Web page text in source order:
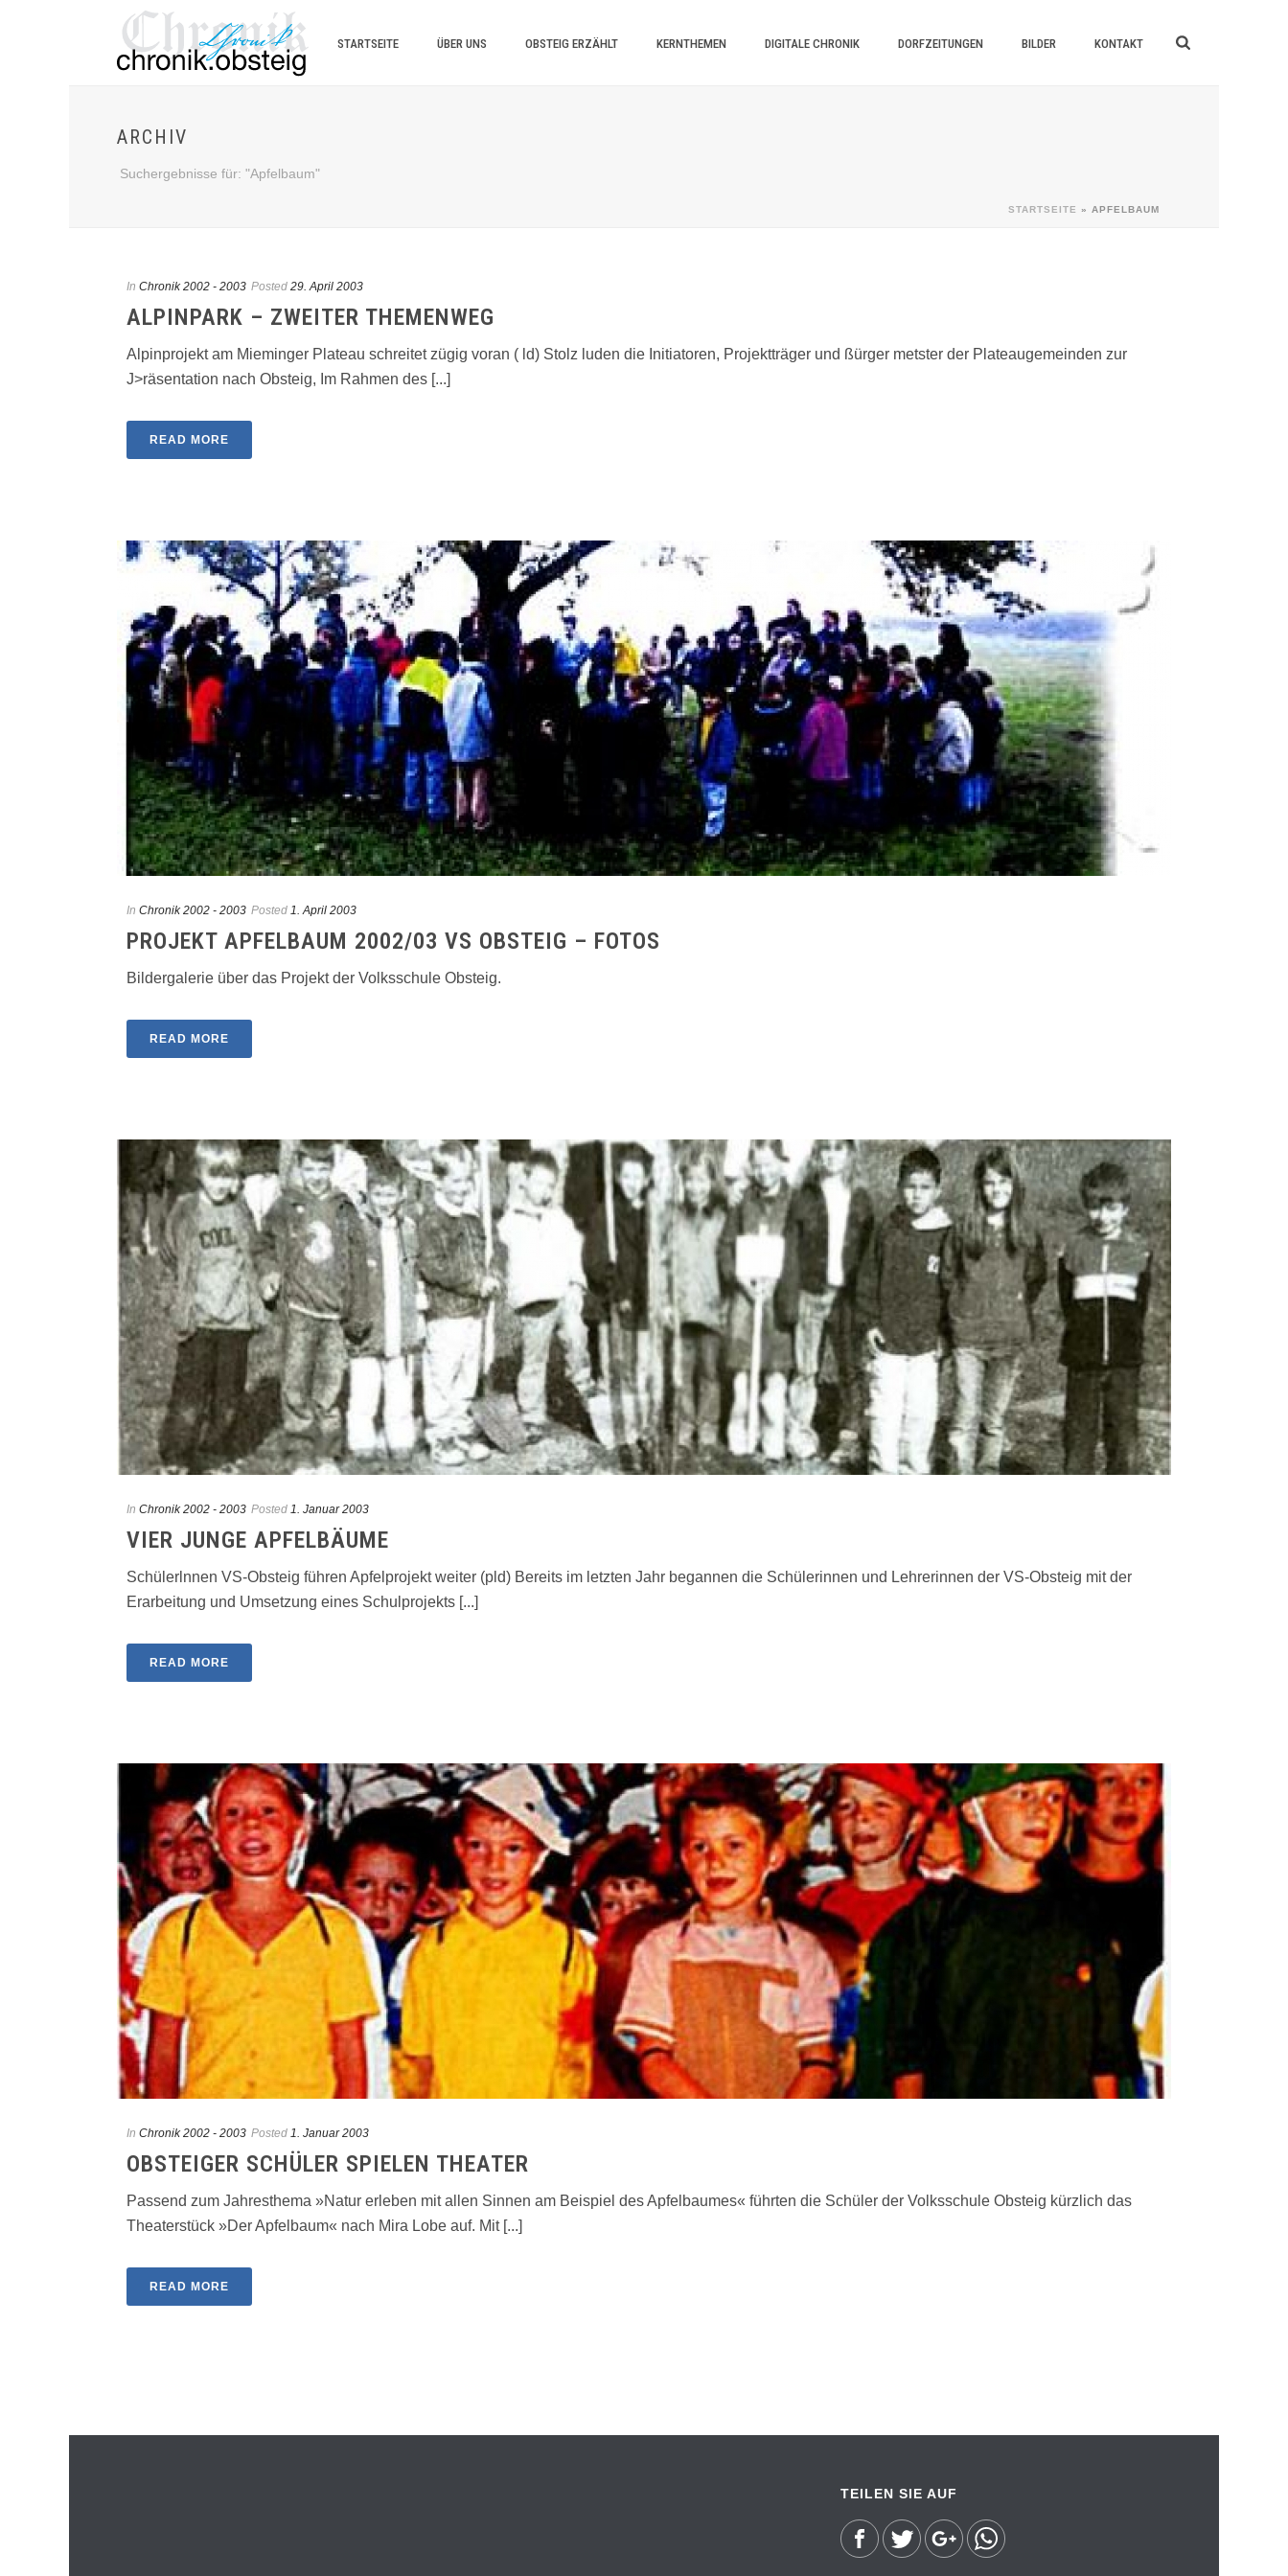
STARTSEITE ÜBER UNS OBSTEIG ERZÄHLT KERNTHEMEN DIGITALE CHRONIK DORFZEITUNGEN BILDER KONTAKT
ARCHIV
Suchergebnisse für: "Apfelbaum"
STARTSEITE » APFELBAUM
In Chronik 2002 - 2003 Posted 29. April 2003
ALPINPARK – ZWEITER THEMENWEG
Alpinprojekt am Mieminger Plateau schreitet zügig voran ( ld) Stolz luden die Initiatoren, Projektträger und ßürger­ metster der Plateaugemeinden zur
J>räsentation nach Obsteig, Im Rahmen des [...]
READ MORE
In Chronik 2002 - 2003 Posted 1. April 2003
PROJEKT APFELBAUM 2002/03 VS OBSTEIG – FOTOS
Bildergalerie über das Projekt der Volksschule Obsteig.
READ MORE
In Chronik 2002 - 2003 Posted 1. Januar 2003
VIER JUNGE APFELBÄUME
Schülerlnnen VS-Obsteig führen Apfelprojekt weiter (pld) Bereits im letzten Jahr begannen die Schülerinnen und Lehrerinnen der VS-Obsteig mit der
Erarbeitung und Umset­zung eines Schulprojekts [...]
READ MORE
In Chronik 2002 - 2003 Posted 1. Januar 2003
OBSTEIGER SCHÜLER SPIELEN THEATER
Passend zum Jahresthema »Natur erleben mit allen Sinnen am Beispiel des Apfelbaumes« führten die Schüler der Volksschule Obsteig kürzlich das
Theaterstück »Der Apfelbaum« nach Mira Lobe auf. Mit [...]
READ MORE
TEILEN SIE AUF